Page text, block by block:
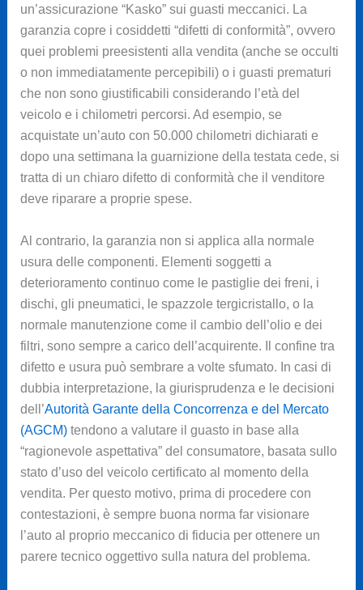
un’assicurazione “Kasko” sui guasti meccanici. La
garanzia copre i cosiddetti “difetti di conformità”, ovvero
quei problemi preesistenti alla vendita (anche se occulti
o non immediatamente percepibili) o i guasti prematuri
che non sono giustificabili considerando l’età del
veicolo e i chilometri percorsi. Ad esempio, se
acquistate un’auto con 50.000 chilometri dichiarati e
dopo una settimana la guarnizione della testata cede, si
tratta di un chiaro difetto di conformità che il venditore
deve riparare a proprie spese.
Al contrario, la garanzia non si applica alla normale
usura delle componenti. Elementi soggetti a
deterioramento continuo come le pastiglie dei freni, i
dischi, gli pneumatici, le spazzole tergicristallo, o la
normale manutenzione come il cambio dell’olio e dei
filtri, sono sempre a carico dell’acquirente. Il confine tra
difetto e usura può sembrare a volte sfumato. In casi di
dubbia interpretazione, la giurisprudenza e le decisioni
dell’Autorità Garante della Concorrenza e del Mercato
(AGCM)tendono a valutare il guasto in base alla
“ragionevole aspettativa” del consumatore, basata sullo
stato d’uso del veicolo certificato al momento della
vendita. Per questo motivo, prima di procedere con
contestazioni, è sempre buona norma far visionare
l’auto al proprio meccanico di fiducia per ottenere un
parere tecnico oggettivo sulla natura del problema.